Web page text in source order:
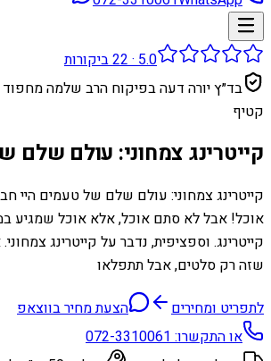
5.0
·
22ביקורות
בד״ץ יורה דעה בפיקוח הרב שלמה מחפוד
קטיף
קייטרינג צמחוני: עולם שלם
קייטרינג צמחוני: עולם שלם של טעמים היי
אוכל! אבל לא סתם אוכל, אלא אוכל שמגיע
קייטרינג. וספציפית, נדבר על קייטרינג
שזה רק סלטים, אבל תתפלאו
לתפריט ומחירים
הצעת מחיר בווצאפ
או התקשרו:072-3310061